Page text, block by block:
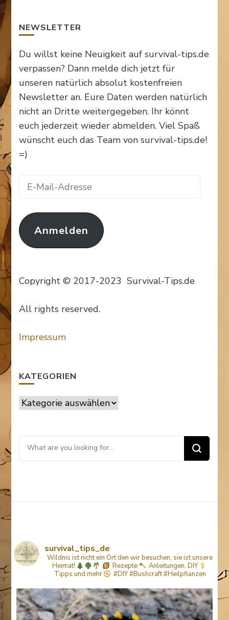
NEWSLETTER
Du willst keine Neuigkeit auf survival-tips.de
verpassen? Dann melde dich jetzt für
unseren natürlich absolut kostenfreien
Newsletter an. Eure Daten werden natürlich
nicht an Dritte weitergegeben. Ihr könnt
euch jederzeit wieder abmelden. Viel Spaß
wünscht euch das Team von survival-tips.de!
=)
E-
Adresse
Anmelden
Copyright © 2017-2023 Survival-Tips.de
All rights reserved.
Impressum
KATEGORIEN
Kategorien
Looking
for
survival_tips_de
Wildnis ist nicht ein Ort den wir besuchen, sie ist unsere
Heimat!
Rezepte
Anleitungen, DIY
Tipps und mehr #DIY #Bushcraft #Heilpflanzen